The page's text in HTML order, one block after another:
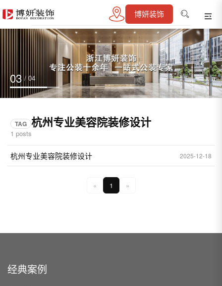
博妍装饰
03 / 04
TAG 杭州专业美容院装修设计
1 posts
杭州专业美容院装修设计 2025-12-18
« 1 »
经典案例